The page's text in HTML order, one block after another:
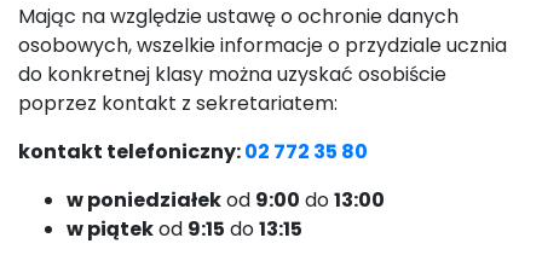
Mając na względzie ustawę o ochronie danych
osobowych, wszelkie informacje o przydziale ucznia
do konkretnej klasy można uzyskać osobiście
poprzez kontakt z sekretariatem:
kontakt telefoniczny:02 772 35 80
w poniedziałekod 9:00 do13:00
w piątekod 9:15 do13:15